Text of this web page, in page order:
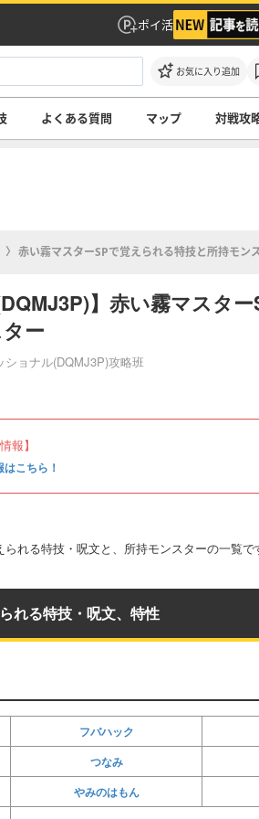
ポイ活
お気に入り追加
よくある質問 マップ 対戦攻
赤い霧マスターSPで覚えられる特技と所持モン
】赤い霧マスタ
ー
ショナル(DQMJ3P)攻略班
報】
こちら！
れる特技・呪文と、所持モンスターの一覧で
れる特技・呪文、特性
フバハック
つなみ
やみのはもん